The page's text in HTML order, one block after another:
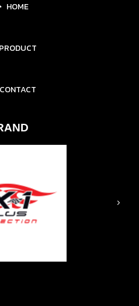
HOME
PRODUCT
CONTACT